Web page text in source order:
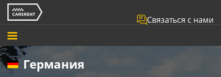
Связаться с нами
Германия